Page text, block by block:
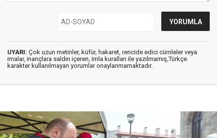
UYARI: Çok uzun metinler, küfür, hakaret, rencide edici cümleler veya
imalar, inançlara saldırı içeren, imla kuralları ile yazılmamış,Türkçe
karakter kullanılmayan yorumlar onaylanmamaktadır.